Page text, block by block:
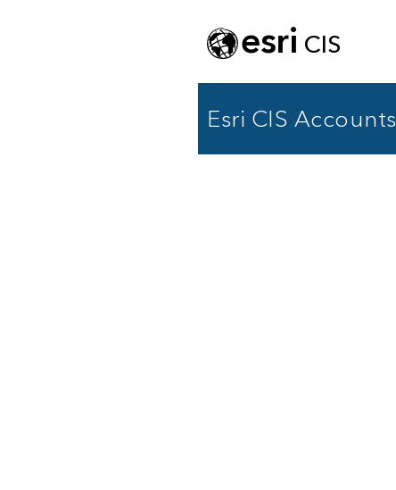
esri CIS
Esri CIS Accounts